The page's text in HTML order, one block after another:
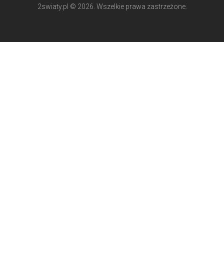
2swiaty.pl © 2026. Wszelkie prawa zastrzeżone.